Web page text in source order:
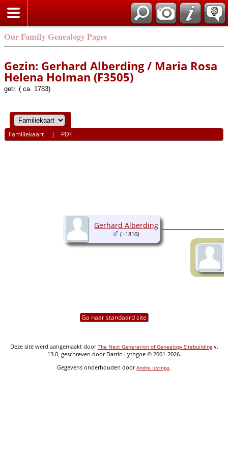
Our Family Genealogy Pages
Gezin: Gerhard Alberding / Maria Rosa
Helena Holman (F3505)
getr. ( ca. 1783)
Familiekaart | PDF
Gerhard Alberding
( -1810)
Ga naar standaard site
Deze site werd aangemaakt doorThe Next Generation of Genealogy Sitebuildingv.
13.0, geschreven door Darrin Lythgoe © 2001-2026.
Gegevens onderhouden doorAndre Idzinga.